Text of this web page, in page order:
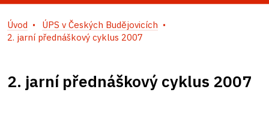
Úvod
ÚPS v Českých Budějovicích
2. jarní přednáškový cyklus 2007
2. jarní přednáškový cyklus 2007